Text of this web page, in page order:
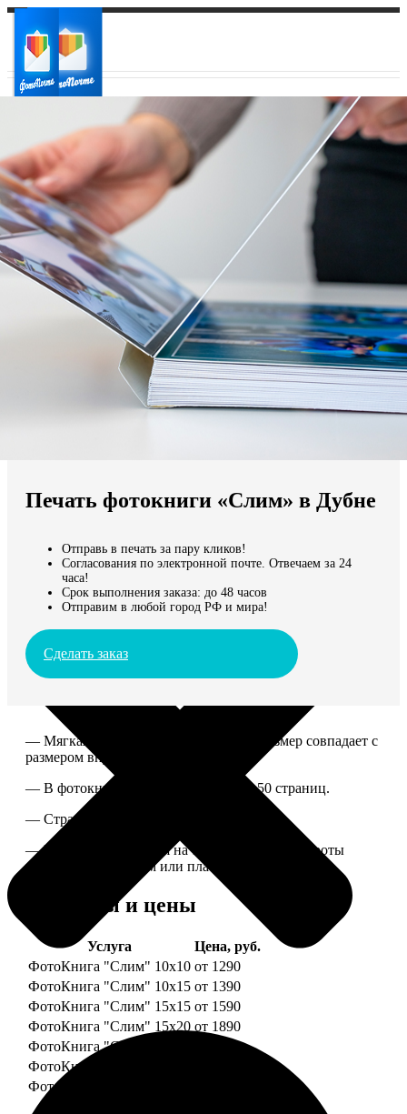
Ваш город:
Ваш регион доставки
Выберите из списка:
Мы доставляем по всему миру
Продолжить без города
Печать фотокниги «Слим» в Дубне
Отправь в печать за пару кликов!
Согласования по электронной почте. Отвечаем за 24
часа!
Срок выполнения заказа: до 48 часов
Отправим в любой город РФ и мира!
Сделать заказ
— Мягкая ламинированная обложка, размер совпадает с
размером внутреннего блока.
— В фотокниге может быть от 10 до 50 страниц.
— Страницы плотные, толщина 1 мм.
— Книга раскрывается на 180 градусов, развороты
укреплены картоном или пластиком.
Форматы и цены
Услуга
Цена, руб.
ФотоКнига "Слим" 10x10 от 1290
ФотоКнига "Слим" 10x15 от 1390
ФотоКнига "Слим" 15x15 от 1590
ФотоКнига "Слим" 15x20 от 1890
ФотоКнига "Слим" 20x20
от 1990
ФотоКнига "Слим" 20x30
ФотоКнига "Слим" 25x25